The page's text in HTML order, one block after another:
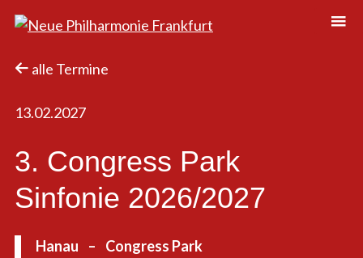
Neue Philharmonie Frankfurt
Das Klassik-Crossover-Orchester
alle Termine
13.02.2027
3. Congress Park
Sinfonie 2026/2027
Hanau –
Congress Park